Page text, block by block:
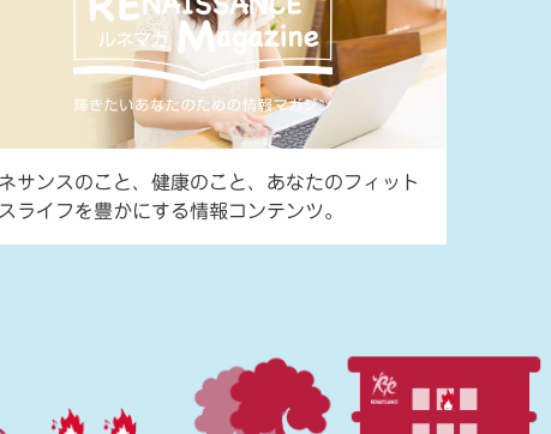
サンスのこと、健康のこと、あなたのフィット
ライフを豊かにする情報コンテンツ。